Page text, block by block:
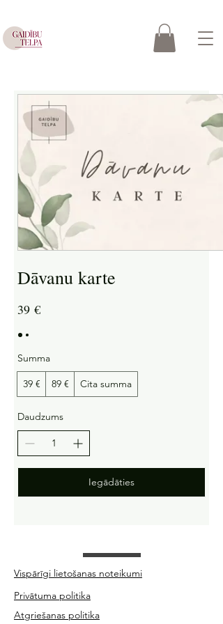
Dāvanu karte
39 €
Summa
39 € 89 € Cita summa
Daudzums
Iegādāties
Vispārīgi lietošanas noteikumi
Privātuma politika
Atgriešanas politika